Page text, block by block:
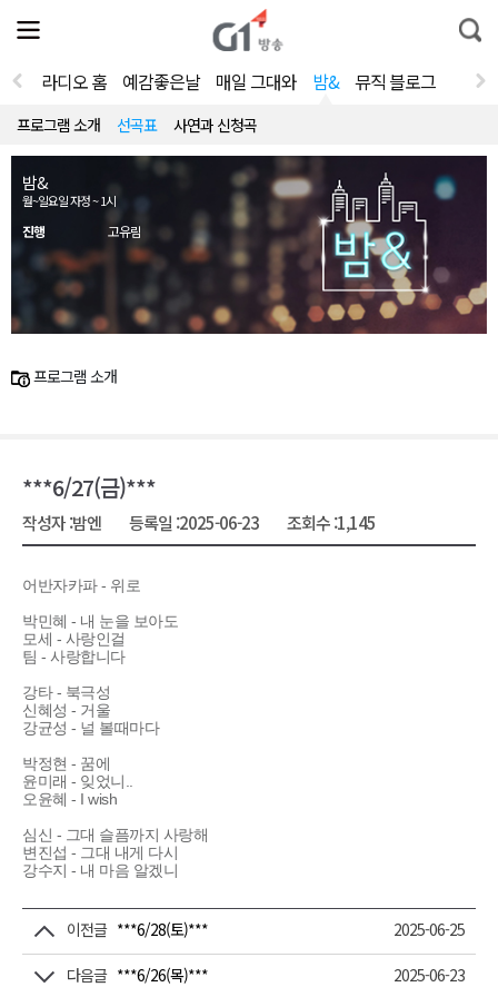
전
체
뉴
열
통
합
라디오 홈 예감좋은날 매일 그대와 밤& 뮤직 블로그
프로그램 소개 선곡표 사연과 신청곡
밤&
월~일요일 자정 ~ 1시
진행 고유림
프로그램 소개
***6/27(금)***
작성자 :밤엔 등록일 :2025-06-23 조회수 :1,145
어반자카파 - 위로
박민혜 - 내 눈을 보아도
모세 - 사랑인걸
팀 - 사랑합니다
강타 - 북극성
신혜성 - 거울
강균성 - 널 볼때마다
박정현 - 꿈에
윤미래 - 잊었니..
오윤혜 - I wish
심신 - 그대 슬픔까지 사랑해
변진섭 - 그대 내게 다시
강수지 - 내 마음 알겠니
이전글 ***6/28(토)*** 2025-06-25
다음글 ***6/26(목)*** 2025-06-23